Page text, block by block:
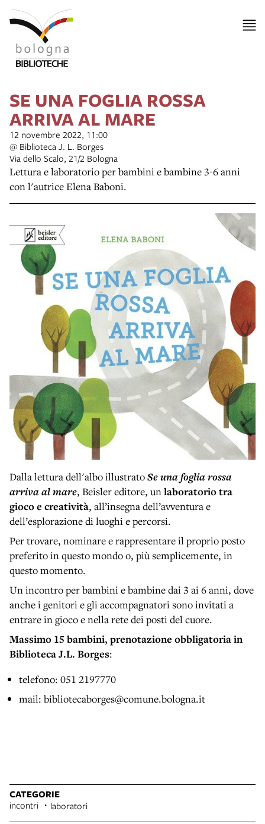
SE UNA FOGLIA ROSSA
ARRIVA AL MARE
12 novembre 2022, 11:00
@ Biblioteca J. L. Borges
Via dello Scalo, 21/2 Bologna
Lettura e laboratorio per bambini e bambine 3-6 anni
con l'autrice Elena Baboni.
Dalla lettura dell'albo illustratoSe una foglia rossa
arriva al mare, Beisler editore, unlaboratorio tra
gioco e creatività, all’insegna dell’avventura e
dell’esplorazione di luoghi e percorsi.
Per trovare, nominare e rappresentare il proprio posto
preferito in questo mondo o, più semplicemente, in
questo momento.
Un incontro per bambini e bambine dai 3 ai 6 anni, dove
anche i genitori e gli accompagnatori sono invitati a
entrare in gioco e nella rete dei posti del cuore.
Massimo 15 bambini, prenotazione obbligatoria in
Biblioteca J.L. Borges:
telefono: 051 2197770
mail: bibliotecaborges@comune.bologna.it
CATEGORIE
incontri laboratori